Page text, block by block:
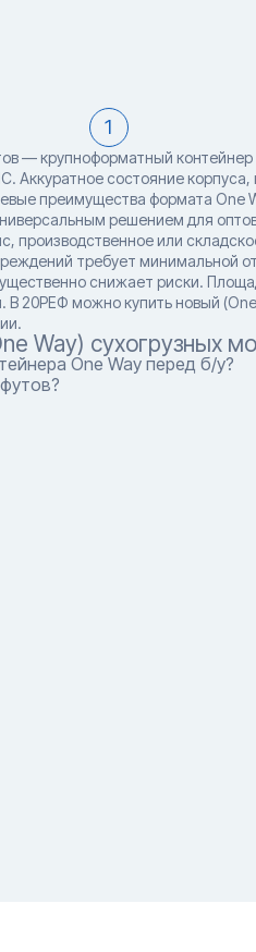
1
— крупноформатный
Аккуратное состояние
преимущества формата
решением для
производственное или
требует минимальной
снижает риски.
20РЕФ можно купить новый
Way) сухогрузных
One Way перед б/у?